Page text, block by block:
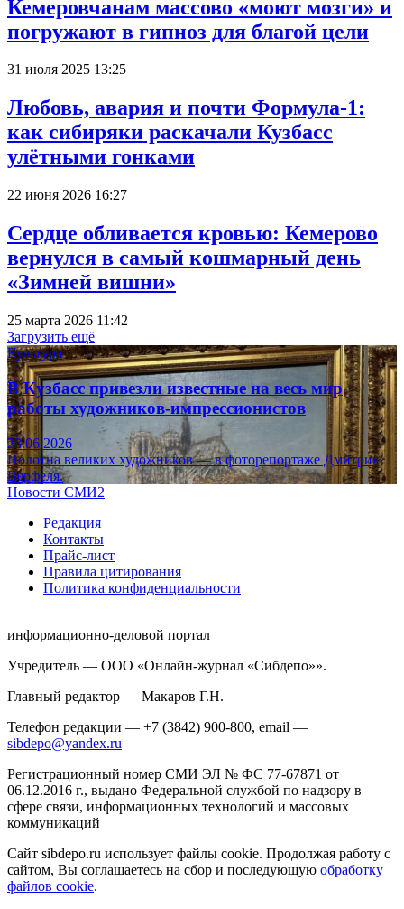
Кемеровчанам массово «моют мозги» и
погружают в гипноз для благой цели
31 июля 2025 13:25
Любовь, авария и почти Формула-1:
как сибиряки раскачали Кузбасс
улётными гонками
22 июня 2026 16:27
Сердце обливается кровью: Кемерово
вернулся в самый кошмарный день
«Зимней вишни»
25 марта 2026 11:42
Загрузить ещё
Культура
В Кузбасс привезли известные на весь мир
работы художников-импрессионистов
23.06.2026
Полотна великих художников — в фоторепортаже Дмитрия
Верфеля.
Новости СМИ2
Редакция
Контакты
Прайс-лист
Правила цитирования
Политика конфиденциальности
информационно-деловой портал
Учредитель — ООО «Онлайн-журнал «Сибдепо»».
Главный редактор — Макаров Г.Н.
Телефон редакции — +7 (3842) 900-800, email —
sibdepo@yandex.ru
Регистрационный номер СМИ ЭЛ № ФС 77-67871 от
06.12.2016 г., выдано Федеральной службой по надзору в
сфере связи, информационных технологий и массовых
коммуникаций
Сайт sibdepo.ru использует файлы cookie. Продолжая работу с
сайтом, Вы соглашаетесь на сбор и последующую обработку
файлов cookie.